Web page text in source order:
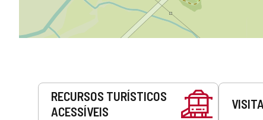
Serviços
RECURSOS TURÍSTICOS
ACESSÍVEIS